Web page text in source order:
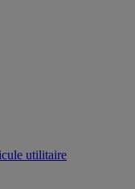
utilitaire